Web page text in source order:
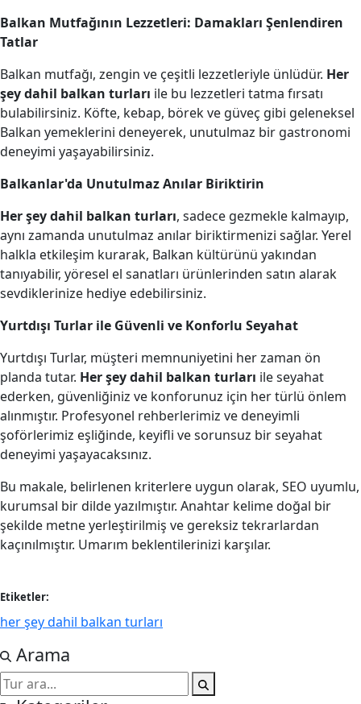
Balkan Mutfağının Lezzetleri: Damakları Şenlendiren
Tatlar
Balkan mutfağı, zengin ve çeşitli lezzetleriyle ünlüdür. Her
şey dahil balkan turları ile bu lezzetleri tatma fırsatı
bulabilirsiniz. Köfte, kebap, börek ve güveç gibi geleneksel
Balkan yemeklerini deneyerek, unutulmaz bir gastronomi
deneyimi yaşayabilirsiniz.
Balkanlar'da Unutulmaz Anılar Biriktirin
Her şey dahil balkan turları, sadece gezmekle kalmayıp,
aynı zamanda unutulmaz anılar biriktirmenizi sağlar. Yerel
halkla etkileşim kurarak, Balkan kültürünü yakından
tanıyabilir, yöresel el sanatları ürünlerinden satın alarak
sevdiklerinize hediye edebilirsiniz.
Yurtdışı Turlar ile Güvenli ve Konforlu Seyahat
Yurtdışı Turlar, müşteri memnuniyetini her zaman ön
planda tutar. Her şey dahil balkan turları ile seyahat
ederken, güvenliğiniz ve konforunuz için her türlü önlem
alınmıştır. Profesyonel rehberlerimiz ve deneyimli
şoförlerimiz eşliğinde, keyifli ve sorunsuz bir seyahat
deneyimi yaşayacaksınız.
Bu makale, belirlenen kriterlere uygun olarak, SEO uyumlu,
kurumsal bir dilde yazılmıştır. Anahtar kelime doğal bir
şekilde metne yerleştirilmiş ve gereksiz tekrarlardan
kaçınılmıştır. Umarım beklentilerinizi karşılar.
Etiketler:
her şey dahil balkan turları
Arama